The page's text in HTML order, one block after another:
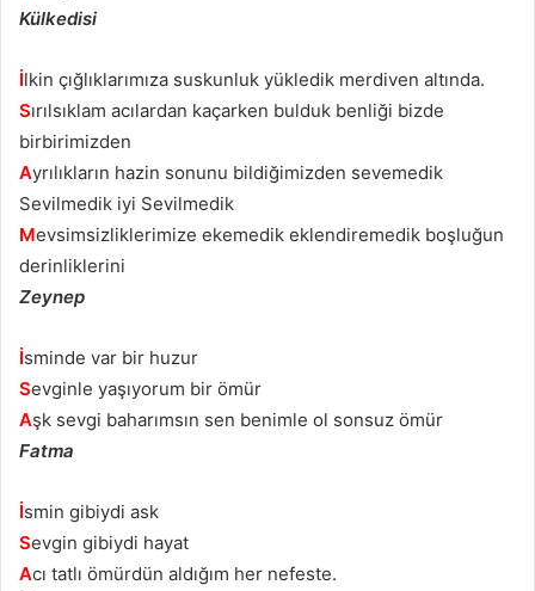
Külkedisi
İlkin çığlıklarımıza suskunluk yükledik merdiven altında.
Sırılsıklam acılardan kaçarken bulduk benliği bizde
birbirimizden
Ayrılıkların hazin sonunu bildiğimizden sevemedik
Sevilmedik iyi Sevilmedik
Mevsimsizliklerimize ekemedik eklendiremedik boşluğun
derinliklerini
Zeynep
İsminde var bir huzur
Sevginle yaşıyorum bir ömür
Aşk sevgi baharımsın sen benimle ol sonsuz ömür
Fatma
İsmin gibiydi ask
Sevgin gibiydi hayat
Acı tatlı ömürdün aldığım her nefeste.